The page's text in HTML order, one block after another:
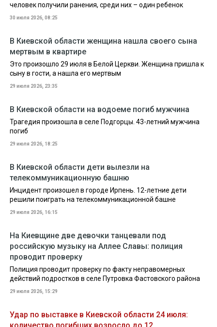
человек получили ранения, среди них – один ребенок
30 июля 2026, 08:25
В Киевской области женщина нашла своего сына
мертвым в квартире
Это произошло 29 июля в Белой Церкви. Женщина пришла к
сыну в гости, а нашла его мертвым
29 июля 2026, 23:35
В Киевской области на водоеме погиб мужчина
Трагедия произошла в селе Подгорцы. 43-летний мужчина
погиб
29 июля 2026, 18:25
В Киевской области дети вылезли на
телекоммуникационную башню
Инцидент произошел в городе Ирпень. 12-летние дети
решили поиграть на телекоммуникационной башне
29 июля 2026, 16:15
На Киевщине две девочки танцевали под
российскую музыку на Аллее Славы: полиция
проводит проверку
Полиция проводит проверку по факту неправомерных
действий подростков в селе Путровка Фастовского района
29 июля 2026, 15:29
Удар по выставке в Киевской области 24 июля: